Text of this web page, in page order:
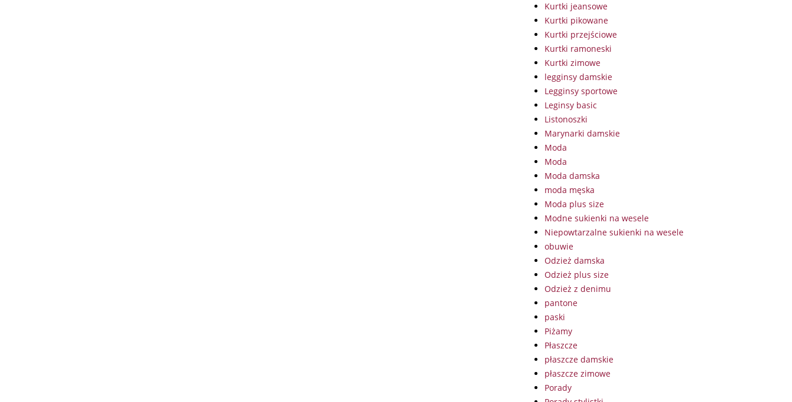
Kurtki jeansowe
Kurtki pikowane
Kurtki przejściowe
Kurtki ramoneski
Kurtki zimowe
legginsy damskie
Legginsy sportowe
Leginsy basic
Listonoszki
Marynarki damskie
Moda
Moda
Moda damska
moda męska
Moda plus size
Modne sukienki na wesele
Niepowtarzalne sukienki na wesele
obuwie
Odzież damska
Odzież plus size
Odzież z denimu
pantone
paski
Piżamy
Płaszcze
płaszcze damskie
płaszcze zimowe
Porady